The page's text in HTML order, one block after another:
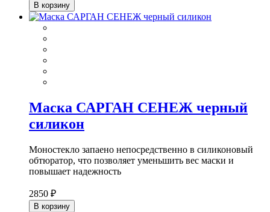
В корзину
Маска САРГАН СЕНЕЖ черный
силикон
Моностекло запаено непосредственно в силиконовый
обтюратор, что позволяет уменьшить вес маски и
повышает надежность
2850 ₽
В корзину